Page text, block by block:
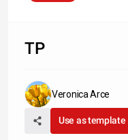
TP
Veronica Arce
Use as template